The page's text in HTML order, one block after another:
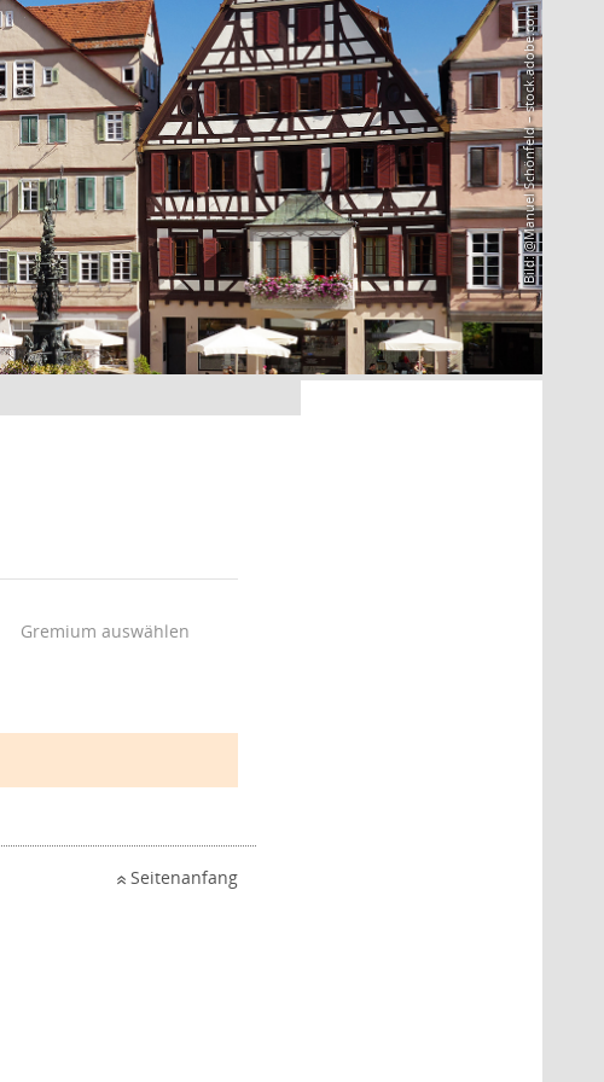
Bild: @Manuel Schönfeld – stock.adobe.com
Gremium auswählen
Seitenanfang